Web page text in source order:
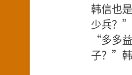
韩信也
少兵？
“多多
子？”